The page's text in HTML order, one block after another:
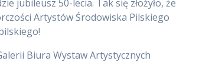
jubileusz 50-lecia. Tak się złożyło, że
Artystów Środowiska Pilskiego
Biura Wystaw Artystycznych